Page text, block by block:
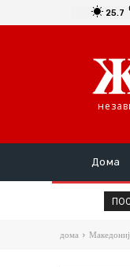
25.7
Дома
дома